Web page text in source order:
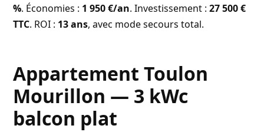
%. Économies : 1 950 €/an. Investissement :27 500 €
TTC. ROI : 13 ans, avec mode secours total.
Appartement Toulon
Mourillon — 3 kWc
balcon plat